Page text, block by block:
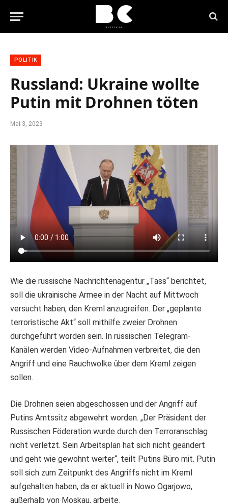
POLITIK
Russland: Ukraine wollte
Putin mit Drohnen töten
Mai 3, 2023
Wie die russische Nachrichtenagentur „Tass“ berichtet,
soll die ukrainische Armee in der Nacht auf Mittwoch
versucht haben, den Kreml anzugreifen. Der „geplante
terroristische Akt“ soll mithilfe zweier Drohnen
durchgeführt worden sein. In russischen Telegram-
Kanälen werden Video-Aufnahmen verbreitet, die den
Angriff und eine Rauchwolke über dem Kreml zeigen
sollen.
Die Drohnen seien abgeschossen und der Angriff auf
Putins Amtssitz abgewehrt worden. „Der Präsident der
Russischen Föderation wurde durch den Terroranschlag
nicht verletzt. Sein Arbeitsplan hat sich nicht geändert
und geht wie gewohnt weiter“, teilt Putins Büro mit. Putin
soll sich zum Zeitpunkt des Angriffs nicht im Kreml
aufgehalten haben, da er aktuell in Nowo Ogarjowo,
außerhalb von Moskau, arbeite.